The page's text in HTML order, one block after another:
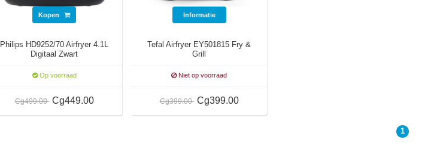
Kopen
Philips HD9252/70 Airfryer 4.1L
Digitaal Zwart
Op voorraad
Cg499.00 Cg449.00
Informatie
Tefal Airfryer EY501815 Fry &
Grill
Niet op voorraad
Cg399.00 Cg399.00
1